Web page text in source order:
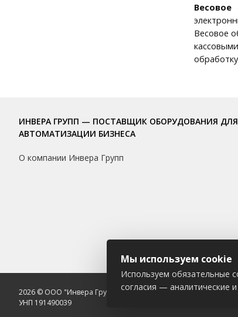
Весовое
Весовое
ИНВЕРА ГРУПП — ПОСТАВЩИК ОБОРУДОВАНИЯ ДЛЯ
АВТОМАТИЗАЦИИ БИЗНЕСА
О компании Инвера Групп
2026 © ООО "Инвера Групп"
УНП 191490039
Мы используем cookie
Используем обязательные
согласия — аналитические